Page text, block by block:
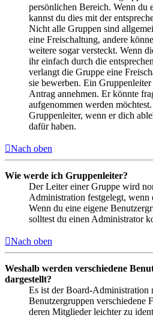
persönlichen Bereich. Wenn du
kannst du dies mit der
Nicht alle Gruppen sind
eine Freischaltung, andere
weitere sogar versteckt. Wenn
ihr einfach durch die
verlangt die Gruppe eine
sie bewerben. Ein
Antrag annehmen. Er könnte
aufgenommen werden
Gruppenleiter, wenn er dich
dafür haben.
Nach oben
Wie werde ich Gruppenleiter?
Der Leiter einer Gruppe wird
Administration festgelegt,
Wenn du eine eigene
solltest du einen Administrator
Nach oben
Weshalb werden verschiedene
dargestellt?
Es ist der Board-Administration
Benutzergruppen verschiedene
deren Mitglieder leichter zu